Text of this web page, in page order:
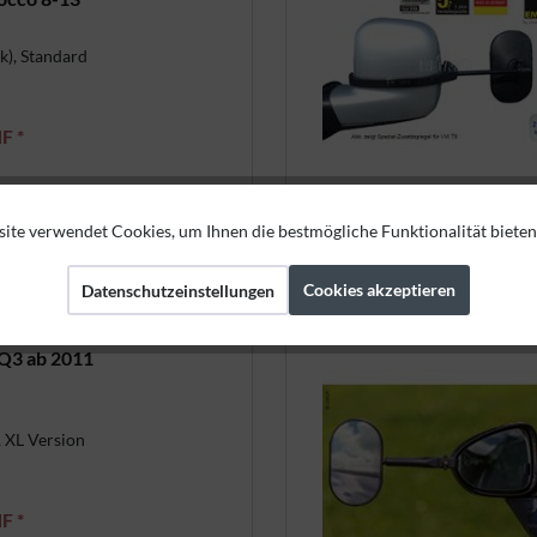
Standard
*
ab 2011
XL Version
*
verwendet Cookies, um Ihnen die bestmögliche Funktionalität
Datenschutzeinstellungen Cookies akzeptieren